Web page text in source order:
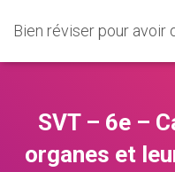
Bien réviser pour avoir
SVT – 6e –
organes et